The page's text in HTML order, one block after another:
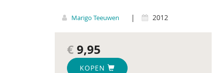
Marigo Teeuwen | 2012
€ 9,95
KOPEN